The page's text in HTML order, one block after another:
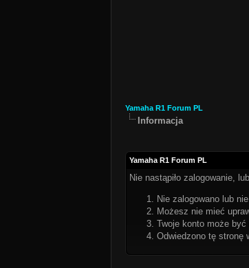
Yamaha R1 Forum PL
Informacja
Yamaha R1 Forum PL
Nie nastąpiło zalogowanie,
Nie zalogowano lub
Możesz nie mieć
Twoje konto może
Odwiedzono tę stronę